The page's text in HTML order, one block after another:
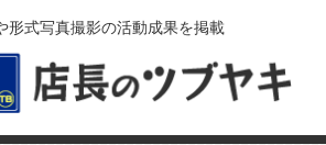
形式写真撮影の活動成果を掲載